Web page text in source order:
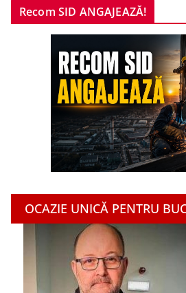
Recom SID ANGAJEAZĂ!
OCAZIE UNICĂ PENTRU